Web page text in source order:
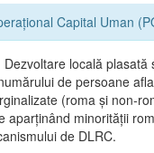
Capital Uman
locală
de persoane
(roma şi non-
aparținând minorității
de DLRC.